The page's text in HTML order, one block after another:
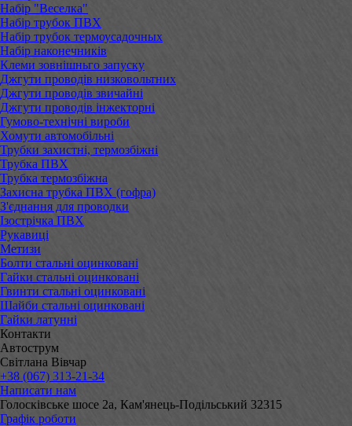
Набір "Веселка"
Набір трубок ПВХ
Набір трубок термоусадочных
Набір наконечників
Клеми зовнішньго запуску
Джгути проводів низковольтних
Джгути проводів звичайні
Джгути проводів інжекторні
Гумово-технічні вироби
Хомути автомобільні
Трубки захистні, термозбіжні
Трубка ПВХ
Трубка термозбіжна
Захисна трубка ПВХ (гофра)
З'єднання для проводки
Ізострічка ПВХ
Рукавиці
Метизи
Болти стальні оцинковані
Гайки стальні оцинковані
Гвинти стальні оцинковані
Шайби стальні оцинковані
Гайки латунні
Контакти
Автострум
Світлана Вівчар
+38 (067) 313-21-34
Написати нам
Голосківське шосе 2а, Кам'янець-Подільський 32315
Графік роботи